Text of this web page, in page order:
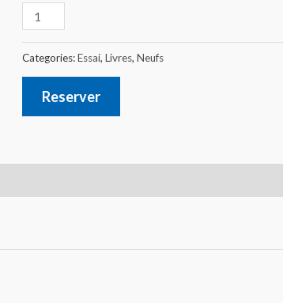
Categories:Essai, Livres, Neufs
Reserver